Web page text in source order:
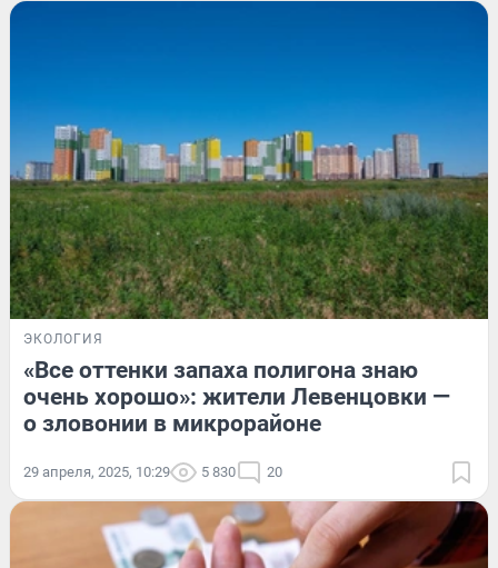
ЭКОЛОГИЯ
«Все оттенки запаха полигона знаю
очень хорошо»: жители Левенцовки —
о зловонии в микрорайоне
29 апреля, 2025, 10:29 5 830 20